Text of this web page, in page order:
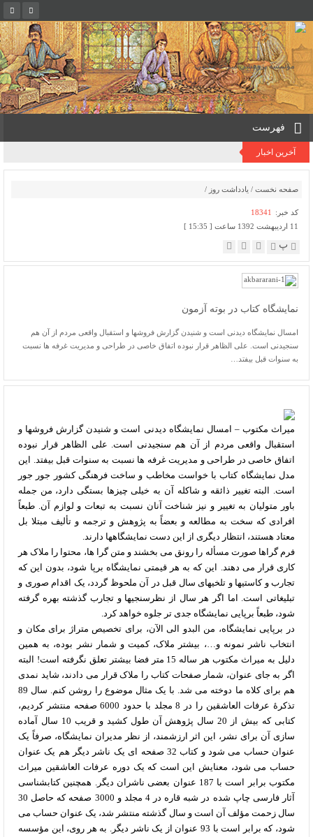
فهرست
آخرین اخبار
صفحه نخست / یادداشت روز /
کد خبر:
18341
11 اردیبهشت 1392 ساعت [ 15:35 ]
پ
نمایشگاه کتاب در بوته آزمون
امسال نمایشگاه دیدنی است و شنیدن گزارش فروشها و استقبال واقعی مردم از آن هم
سنجیدنی است. علی الظاهر قرار نبوده اتفاق خاصی در طراحی و مدیریت غرفه ها نسبت
به سنوات قبل بیفتد…
میراث مکتوب – امسال نمایشگاه دیدنی است و شنیدن گزارش فروشها و
استقبال واقعی مردم از آن هم سنجیدنی است. علی الظاهر قرار نبوده
اتفاق خاصی در طراحی و مدیریت غرفه ها نسبت به سنوات قبل بیفتد. این
مدل نمایشگاه کتاب با خواست مخاطب و ساخت فرهنگی کشور جور جور
است. البته تغییر ذائقه و شاکله آن به خیلی چیزها بستگی دارد، من جمله
باور متولیان به تغییر و نیز شناخت آنان نسبت به تبعات و لوازم آن. طبعاً
افرادی که سخت به مطالعه و بعضاً به پژوهش و ترجمه و تألیف مبتلا بل
معتاد هستند، انتظار دیگری از این دست نمایشگاهها دارند.
فرم گراها صورت مسأله را رونق می بخشند و متن گرا ها، محتوا را ملاک هر
کاری قرار می دهند. این که به هر قیمتی نمایشگاه برپا شود، بدون این که
تجارب و کاستیها و تلخیهای سال قبل در آن ملحوظ گردد، یک اقدام صوری و
تبلیغاتی است. اما اگر هر سال از نظرسنجیها و تجارب گذشته بهره گرفته
شود، طبعاً برپایی نمایشگاه جدی تر جلوه خواهد کرد.
در برپایی نمایشگاه، من البدو الی الآن، برای تخصیص متراژ برای مکان و
انتخاب ناشر نمونه و…، بیشتر ملاک، کمیت و شمار نشر بوده، به همین
دلیل به میراث مکتوب هر ساله 15 متر فضا بیشتر تعلق نگرفته است! البته
اگر به جای عنوان، شمار صفحات کتاب را ملاک قرار می دادند، شاید نمدی
هم برای کلاه ما دوخته می شد. با یک مثال موضوع را روشن کنم. سال 89
تذکرۀ عرفات العاشقین را در 8 مجلد با حدود 6000 صفحه منتشر کردیم،
کتابی که بیش از 20 سال پژوهش آن طول کشید و قریب 10 سال آماده
سازی آن برای نشر، این اثر ارزشمند، از نظر مدیران نمایشگاه، صرفاً یک
عنوان حساب می شود و کتاب 32 صفحه ای یک ناشر دیگر هم یک عنوان
حساب می شود، معنایش این است که یک دوره عرفات العاشقین میراث
مکتوب برابر است با 187 عنوان بعضی ناشران دیگر. همچنین کتابشناسی
آثار فارسی چاپ شده در شبه قاره در 4 مجلد و 3000 صفحه که حاصل 30
سال زحمت مؤلف آن است و سال گذشته منتشر شد، یک عنوان حساب می
شود، که برابر است با 93 عنوان از یک ناشر دیگر. به هر روی، این مؤسسه